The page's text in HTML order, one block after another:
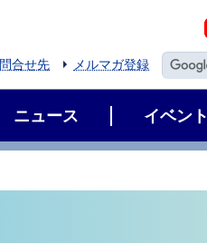
問合せ先 メルマガ登録
ニュース イベント